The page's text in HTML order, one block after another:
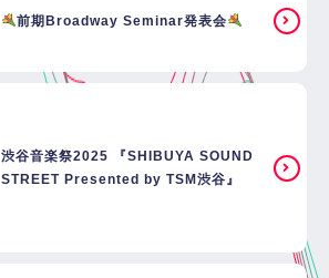
前期Broadway Seminar発表会
渋谷音楽祭2025 『SHIBUYA SOUND
STREET Presented by TSM渋谷』